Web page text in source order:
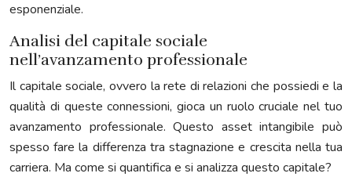
esponenziale.
Analisi del capitale sociale
nell’avanzamento professionale
Il capitale sociale, ovvero la rete di relazioni che possiedi e la
qualità di queste connessioni, gioca un ruolo cruciale nel tuo
avanzamento professionale. Questo asset intangibile può
spesso fare la differenza tra stagnazione e crescita nella tua
carriera. Ma come si quantifica e si analizza questo capitale?